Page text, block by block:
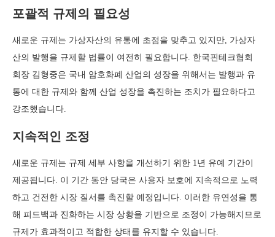
포괄적 규제의 필요성
새로운 규제는 가상자산의 유통에 초점을 맞추고 있지만, 가상자
산의 발행을 규제할 법률이 여전히 필요합니다. 한국핀테크협회
회장 김형중은 국내 암호화폐 산업의 성장을 위해서는 발행과 유
통에 대한 규제와 함께 산업 성장을 촉진하는 조치가 필요하다고
강조했습니다.
지속적인 조정
새로운 규제는 규제 세부 사항을 개선하기 위한 1년 유예 기간이
제공됩니다. 이 기간 동안 당국은 사용자 보호에 지속적으로 노력
하고 건전한 시장 질서를 촉진할 예정입니다. 이러한 유연성을 통
해 피드백과 진화하는 시장 상황을 기반으로 조정이 가능해지므로
규제가 효과적이고 적합한 상태를 유지할 수 있습니다.